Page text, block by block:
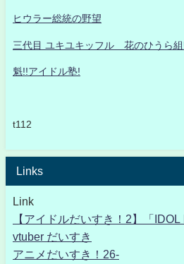
ヒウラー総統の野望
三代目 ユキユキッフル 花のひうら組!
魁!!アイドル塾!
t112
Links
Link
【アイドルだいすき！2】「IDOL
vtuber だいすき
アニメだいすき！26-